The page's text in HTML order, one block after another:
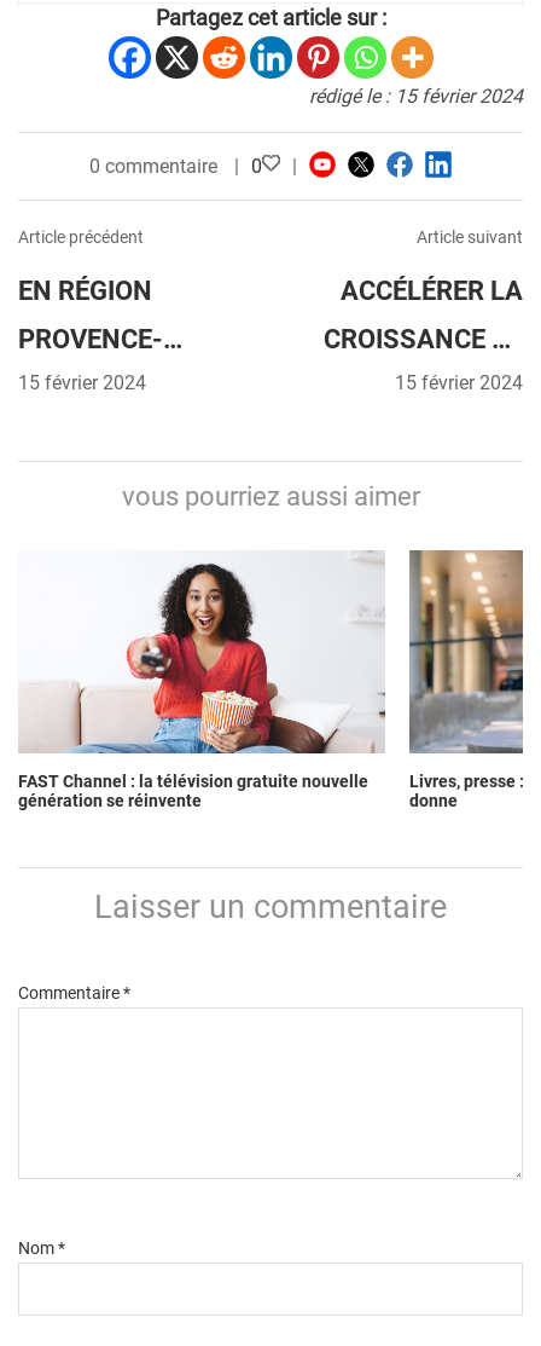
Partagez cet article sur :
rédigé le : 15 février 2024
0 commentaire 0
Article précédent
EN RÉGION
PROVENCE-
ALPES-CÔTE
AU TRÈS HAUT
15 février 2024
Article suivant
ACCÉLÉRER LA
CROISSANCE DE
SON
GRÂCE AU
15 février 2024
vous pourriez aussi aimer
FAST Channel : la télévision gratuite nouvelle
génération se réinvente
Livres, presse :
donne
Laisser un commentaire
Commentaire*
Nom*